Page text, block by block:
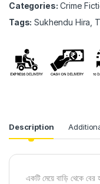
Categories: Crime
Tags: Sukhendu Hira,
Description
একটি মেয়ে বাড়ি থেকে